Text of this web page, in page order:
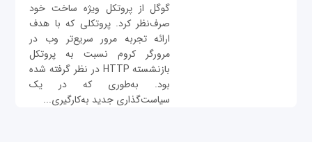
گوگل از پروتکل ویژه ساخت خود
صرف‌نظر کرد. پروتکلی که با هدف
ارائه تجربه مرور سریع‌تر وب در
مرورگر کروم نسبت به پروتکل
بازنشسته HTTP در نظر گرفته شده
بود. به‌طوری که در یک
سیاست‌گذاری جدید به‌کارگیری...